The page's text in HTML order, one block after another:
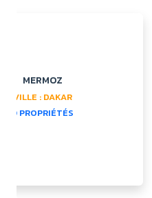
MERMOZ
VILLE : DAKAR
0 PROPRIÉTÉS